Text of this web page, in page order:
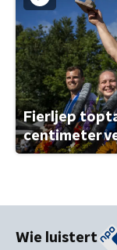
Fierljep
centimeter
Wie luistert